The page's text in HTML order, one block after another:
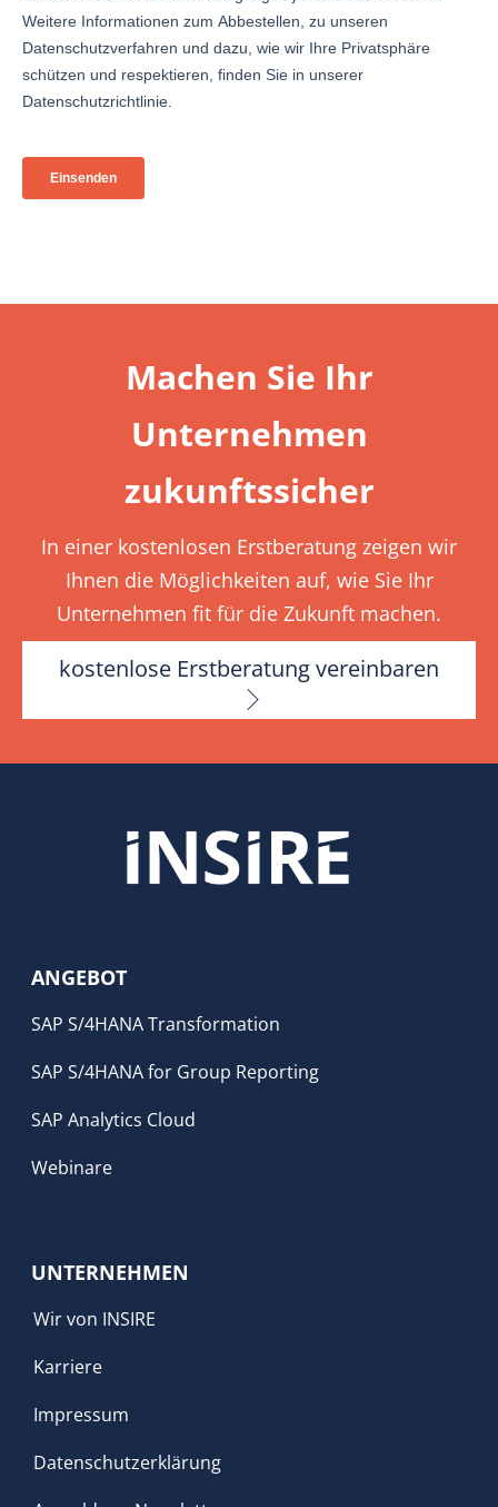
Machen Sie Ihr
Unternehmen
zukunftssicher
In einer kostenlosen Erstberatung zeigen wir
Ihnen die Möglichkeiten auf, wie Sie Ihr
Unternehmen fit für die Zukunft machen.
kostenlose Erstberatung vereinbaren
ANGEBOT
SAP S/4HANA Transformation
SAP S/4HANA for Group Reporting
SAP Analytics Cloud
Webinare
UNTERNEHMEN
Wir von INSIRE
Karriere
Impressum
Datenschutzerklärung